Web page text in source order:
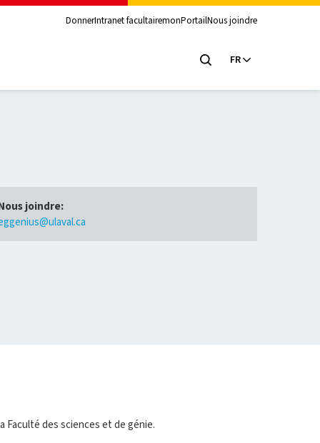
DonnerIntranet facultairemonPortailNous joindre
FR
joindre:
des sciences et de génie.